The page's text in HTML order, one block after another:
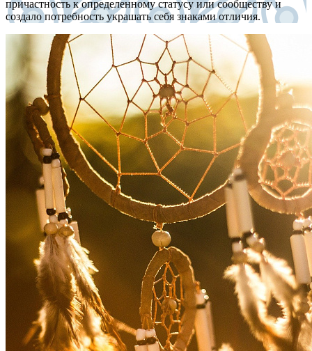
причастность к определенному статусу или сообществу и
создало потребность украшать себя знаками отличия.